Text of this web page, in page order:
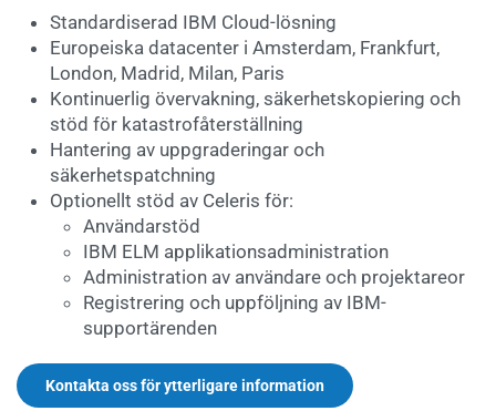
Standardiserad IBM Cloud-lösning
Europeiska datacenter i Amsterdam, Frankfurt,
London, Madrid, Milan, Paris
Kontinuerlig övervakning, säkerhetskopiering och
stöd för katastrofåterställning
Hantering av uppgraderingar och
säkerhetspatchning
Optionellt stöd av Celeris för:
Användarstöd
IBM ELM applikationsadministration
Administration av användare och projektareor
Registrering och uppföljning av IBM-
supportärenden
Kontakta oss för ytterligare information